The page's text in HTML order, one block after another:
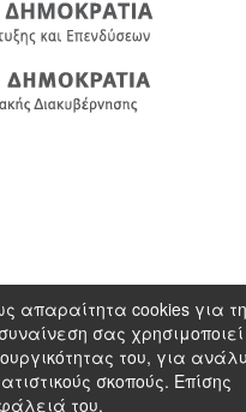
απαραίτητα cookies για
σας χρησιμοποιεί
του, για
σκοπούς. Επίσης
του.